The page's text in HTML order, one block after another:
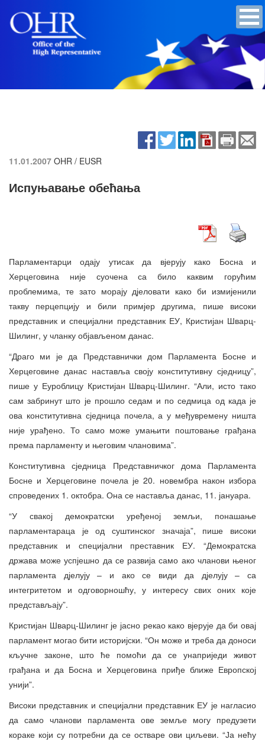
11.01.2007 OHR / EUSR
Испуњавање обећања
Парламентарци одају утисак да вјерују како Босна и
Херцеговина није суочена са било каквим горућим
проблемима, те зато морају дјеловати како би измијенили
такву перцепцију и били примјер другима, пише високи
представник и специјални представник ЕУ, Кристијан Шварц-
Шилинг, у чланку објављеном данас.
“Драго ми је да Представнички дом Парламента Босне и
Херцеговине данас наставља своју конститутивну сједницу”,
пише у Еуроблицу Кристијан Шварц-Шилинг. “Али, исто тако
сам забринут што је прошло седам и по седмица од када је
ова конститутивна сједница почела, а у међувремену ништа
није урађено. То само може умањити поштовање грађана
према парламенту и његовим члановима”.
Конститутивна сједница Представничког дома Парламента
Босне и Херцеговине почела је 20. новембра након избора
спроведених 1. октобра. Она се наставља данас, 11. јануара.
“У свакој демократски уређеној земљи, понашање
парламентараца је од суштинског значаја”, пише високи
представник и специјални преставник ЕУ. “Демократска
држава може успјешно да се развија само ако чланови њеног
парламента дјелују – и ако се види да дјелују – са
интегритетом и одговорношћу, у интересу свих оних које
представљају”.
Кристијан Шварц-Шилинг је јасно рекао како вјерује да би овај
парламент могао бити историјски. “Он може и треба да доноси
кључне законе, што ће помоћи да се унаприједи живот
грађана и да Босна и Херцеговина приђе ближе Европској
унији”.
Високи представник и специјални представник ЕУ је нагласио
да само чланови парламента ове земље могу предузети
кораке који су потребни да се остваре ови циљеви. “Ја нећу